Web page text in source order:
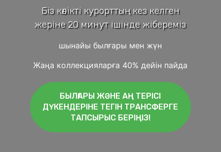
Біз көлікті курорттың кез келген
жеріне 20 минут ішінде жібереміз
шынайы былғары мен жүн
Жаңа коллекцияларға 40% дейін пайда
БЫЛҒАРЫ ЖӘНЕ АҢ ТЕРІСІ
ДҮКЕНДЕРІНЕ ТЕГІН ТРАНСФЕРГЕ
ТАПСЫРЫС БЕРІҢІЗ!